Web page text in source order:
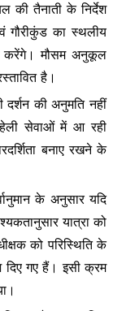
की तैनाती के निर्देश
गौरीकुंड का स्थलीय
करेंगे। मौसम अनुकूल
है।
दर्शन की अनुमति नहीं
सेवाओं में आ रही
बनाए रखने के
के अनुसार यदि
यात्रा को
को परिस्थिति के
दिए गए हैं। इसी क्रम